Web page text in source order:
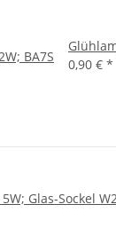
BA7S
0,90 € *